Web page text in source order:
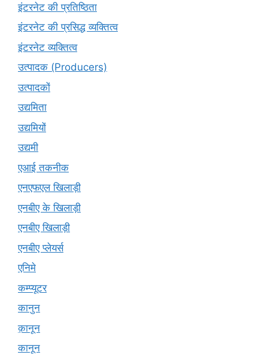
इंटरनेट की प्रतिष्ठिता
इंटरनेट की प्रसिद्ध व्यक्तित्व
इंटरनेट व्यक्तित्व
उत्पादक (Producers)
उत्पादकों
उद्यमिता
उद्यमियों
उद्यमी
एआई तकनीक
एनएफएल खिलाड़ी
एनबीए के खिलाड़ी
एनबीए खिलाड़ी
एनबीए प्लेयर्स
एनिमे
कम्प्यूटर
कानुन
क़ानून
कानून